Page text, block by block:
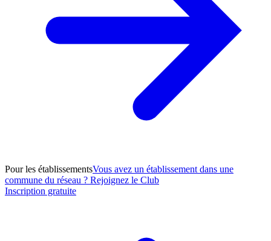
Pour les établissementsVous avez un établissement dans une
commune du réseau ? Rejoignez le Club
Inscription gratuite